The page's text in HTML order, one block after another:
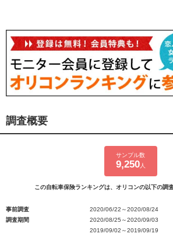
調査概要
サンプル数
9,250人
この自転車保険ランキングは、オリコンの以下の調
事前調査
2020/06/22～2020/08/24
調査期間
2020/08/25～2020/09/03
2019/09/02～2019/09/19